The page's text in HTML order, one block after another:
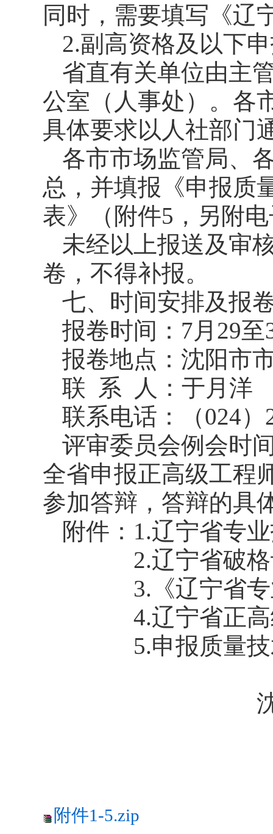
同时，需要填写《辽
2.副高资格及以下
省直有关单位由主
公室（人事处）。各
具体要求以人社部门
各市市场监管局、
总，并填报《申报质
表》（附件5，另附
未经以上报送及审
卷，不得补报。
七、时间安排及报
报卷时间：7月29至
报卷地点：沈阳市
联 系 人：于月洋
联系电话：（024）
评审委员会例会时
全省申报正高级工程
参加答辩，答辩的具
附件：1.辽宁省专
2.辽宁省破格
3.《辽宁省专业
4.辽宁省正高
5.申报质量技术
附件1-5.zip